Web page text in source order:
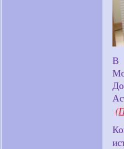
В
(